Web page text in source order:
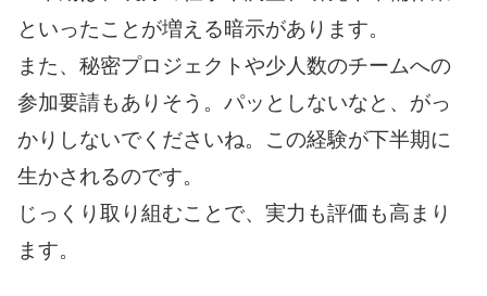
といったことが増える暗示があります。
また、秘密プロジェクトや少人数のチームへの
参加要請もありそう。パッとしないなと、がっ
かりしないでくださいね。この経験が下半期に
生かされるのです。
じっくり取り組むことで、実力も評価も高まり
ます。